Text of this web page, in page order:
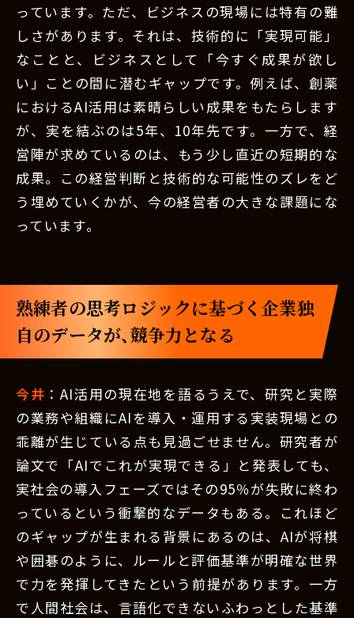
っています。ただ、ビジネスの現場には特有の難
しさがあります。それは、技術的に「実現可能」
なことと、ビジネスとして「今すぐ成果が欲し
い」ことの間に潜むギャップです。例えば、創薬
におけるAI活用は素晴らしい成果をもたらします
が、実を結ぶのは5年、10年先です。一方で、経
営陣が求めているのは、もう少し直近の短期的な
成果。この経営判断と技術的な可能性のズレをど
う埋めていくかが、今の経営者の大きな課題にな
っています。
熟練者の思考ロジックに基づく企業独
自のデータが、競争力となる
今井 ：AI活用の現在地を語るうえで、研究と実際
の業務や組織にAIを導入・運用する実装現場との
乖離が生じている点も見過ごせません。研究者が
論文で「AIでこれが実現できる」と発表しても、
実社会の導入フェーズではその95％が失敗に終わ
っているという衝撃的なデータもある。これほど
のギャップが生まれる背景にあるのは、AIが将棋
や囲碁のように、ルールと評価基準が明確な世界
で力を発揮してきたという前提があります。一方
で人間社会は、言語化できないふわっとした基準